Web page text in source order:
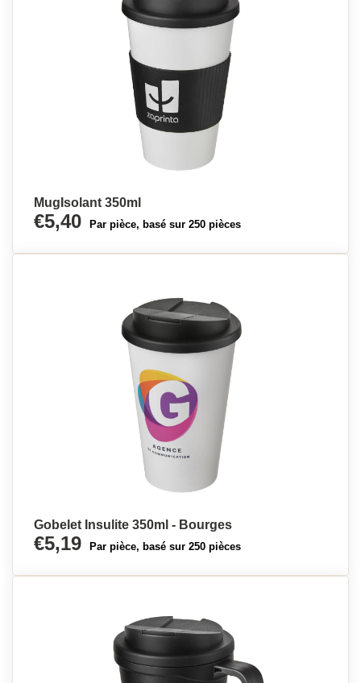
MugIsolant 350ml
€5,40 Par pièce, basé sur 250 pièces
Gobelet Insulite 350ml - Bourges
€5,19 Par pièce, basé sur 250 pièces